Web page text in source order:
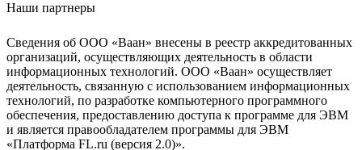
Наши партнеры
Сведения об ООО «Ваан» внесены в реестр аккредитованных
организаций, осуществляющих деятельность в области
информационных технологий. ООО «Ваан» осуществляет
деятельность, связанную с использованием информационных
технологий, по разработке компьютерного программного
обеспечения, предоставлению доступа к программе для ЭВМ
и является правообладателем программы для ЭВМ
«Платформа FL.ru (версия 2.0)».